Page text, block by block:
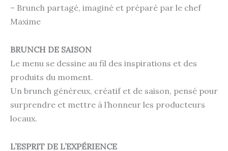
– Brunch partagé, imaginé et préparé par le chef
Maxime
BRUNCH DE SAISON
Le menu se dessine au fil des inspirations et des
produits du moment.
Un brunch généreux, créatif et de saison, pensé pour
surprendre et mettre à l’honneur les producteurs
locaux.
L’ESPRIT DE L’EXPÉRIENCE